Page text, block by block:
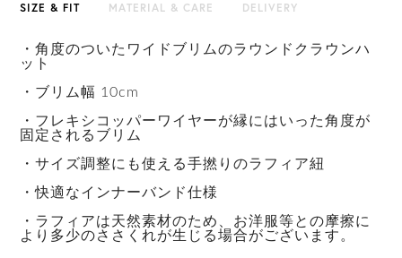
SIZE & FIT MATERIAL & CARE DELIVERY
・角度のついたワイドブリムのラウンドクラウンハ
ット
・ブリム幅 10cm
・フレキシコッパーワイヤーが縁にはいった角度が
固定されるブリム
・サイズ調整にも使える手撚りのラフィア紐
・快適なインナーバンド仕様
・ラフィアは天然素材のため、お洋服等との摩擦に
より多少のささくれが生じる場合がございます。